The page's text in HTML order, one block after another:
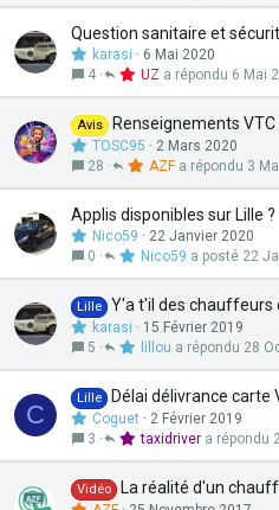
Question sanitaire et
karasi
6 Mai 2020
4
6 Mai
UZ
Avis Renseignements
TOSC95
2 Mars 2020
28
3
AZF
Applis disponibles sur Lille ?
Nico59
22 Janvier 2020
0
22
Nico59
Lille Y'a t'il des chauffeurs
karasi
15 Février 2019
5
28
lillou
C
Lille Délai délivrance carte
Coguet
2 Février 2019
3
taxidriver
Vidéo La réalité d'un